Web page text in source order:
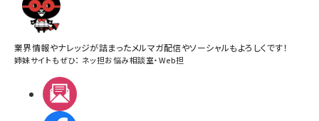
業界情報やナレッジが詰まったメルマガ配信やソーシャルもよろしくです！
姉妹サイトもぜひ： ネッ担お悩み相談室・Web担